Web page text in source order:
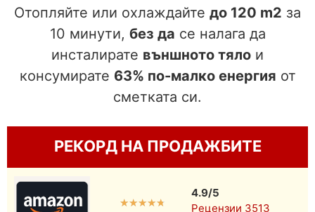
Отопляйте или охлаждайте до 120 m2 за
10 минути, без да се налага да
инсталирате външното тяло и
консумирате 63% по-малко енергия от
сметката си.
РЕКОРД НА ПРОДАЖБИТЕ
★★★★★
4.9/5
Рецензии 3513